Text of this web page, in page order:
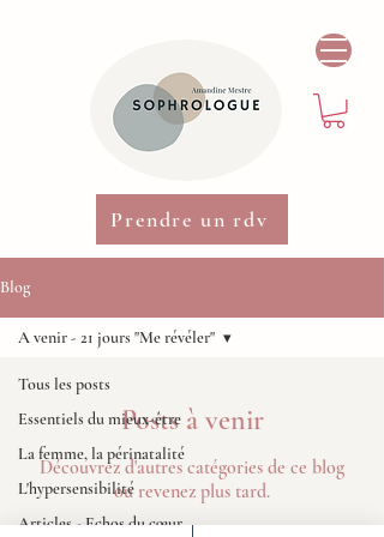
Prendre un rdv
Blog
Tous les posts
Essentiels du mieux-être
La femme, la périnatalité
L'hypersensibilité
Articles - Echos du cœur
A venir - 21 jours "Me révéler"
Posts à venir
Découvrez d'autres catégories de ce blog
ou revenez plus tard.